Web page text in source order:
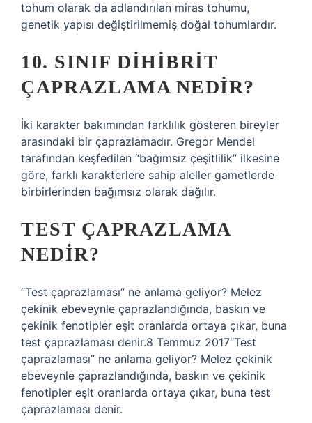
tohum olarak da adlandırılan miras tohumu,
genetik yapısı değiştirilmemiş doğal tohumlardır.
10. SINIF DIHIBRIT
ÇAPRAZLAMA NEDIR?
İki karakter bakımından farklılık gösteren bireyler
arasındaki bir çaprazlamadır. Gregor Mendel
tarafından keşfedilen “bağımsız çeşitlilik” ilkesine
göre, farklı karakterlere sahip aleller gametlerde
birbirlerinden bağımsız olarak dağılır.
TEST ÇAPRAZLAMA
NEDIR?
“Test çaprazlaması” ne anlama geliyor? Melez
çekinik ebeveynle çaprazlandığında, baskın ve
çekinik fenotipler eşit oranlarda ortaya çıkar, buna
test çaprazlaması denir.8 Temmuz 2017″Test
çaprazlaması” ne anlama geliyor? Melez çekinik
ebeveynle çaprazlandığında, baskın ve çekinik
fenotipler eşit oranlarda ortaya çıkar, buna test
çaprazlaması denir.